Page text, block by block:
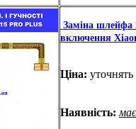
Заміна шлейфа
включення
Ціна: уточнять
Наявність: